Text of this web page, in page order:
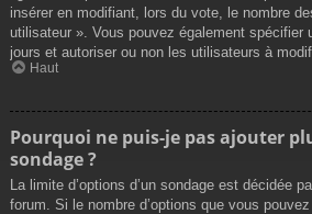
insérer en modifiant, lors du vote, le nombre
utilisateur ». Vous pouvez également spécifier
jours et autoriser ou non les utilisateurs à
Haut
Pourquoi ne puis-je pas ajouter
sondage ?
La limite d’options d’un sondage est décidée
forum. Si le nombre d’options que vous